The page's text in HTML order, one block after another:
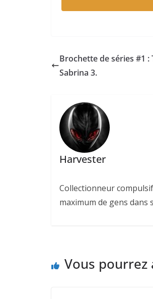
Brochette de séries #1 :
Sabrina 3.
Harvester
Collectionneur
maximum de gens dans
Vous pourrez